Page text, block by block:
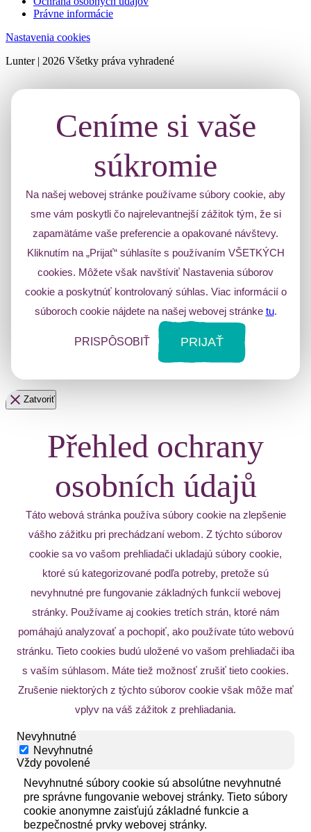
Právne informácie
Nastavenia cookies
Lunter | 2026 Všetky práva vyhradené
Ceníme si vaše
súkromie
Na našej webovej stránke používame súbory cookie, aby
sme vám poskytli čo najrelevantnejší zážitok tým, že si
zapamätáme vaše preferencie a opakované návštevy.
Kliknutím na „Prijať“ súhlasíte s používaním VŠETKÝCH
cookies. Môžete však navštíviť Nastavenia súborov
cookie a poskytnúť kontrolovaný súhlas. Viac informácií o
súboroch cookie nájdete na našej webovej stránke tu.
PRISPÔSOBIŤ PRIJAŤ
Zatvoriť
Přehled ochrany
osobních údajů
Táto webová stránka používa súbory cookie na zlepšenie
vášho zážitku pri prechádzaní webom. Z týchto súborov
cookie sa vo vašom prehliadači ukladajú súbory cookie,
ktoré sú kategorizované podľa potreby, pretože sú
nevyhnutné pre fungovanie základných funkcií webovej
stránky. Používame aj cookies tretích strán, ktoré nám
pomáhajú analyzovať a pochopiť, ako používate túto webovú
stránku. Tieto cookies budú uložené vo vašom prehliadači iba
s vaším súhlasom. Máte tiež možnosť zrušiť tieto cookies.
Zrušenie niektorých z týchto súborov cookie však môže mať
vplyv na váš zážitok z prehliadania.
Nevyhnutné
Nevyhnutné
Vždy povolené
Nevyhnutné súbory cookie sú absolútne nevyhnutné
pre správne fungovanie webovej stránky. Tieto súbory
cookie anonymne zaisťujú základné funkcie a
bezpečnostné prvky webovej stránky.